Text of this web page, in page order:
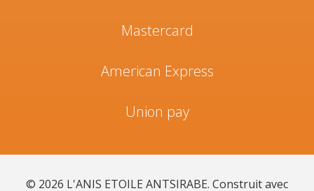
Mastercard
American Express
Union pay
© 2026 L'ANIS ETOILE ANTSIRABE. Construit avec